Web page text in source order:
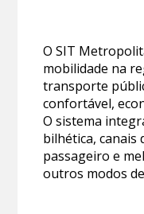
O SIT
mobilidade na
transporte
confortável,
O sistema
bilhética, canais
passageiro e
outros modos